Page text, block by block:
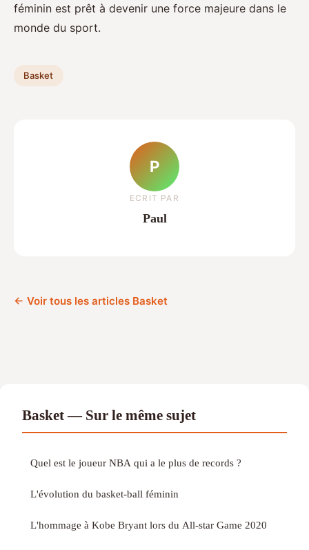
féminin est prêt à devenir une force majeure dans le
monde du sport.
Basket
P
ECRIT PAR
Paul
← Voir tous les articles Basket
Basket — Sur le même sujet
Quel est le joueur NBA qui a le plus de records ?
L'évolution du basket-ball féminin
L'hommage à Kobe Bryant lors du All-star Game 2020